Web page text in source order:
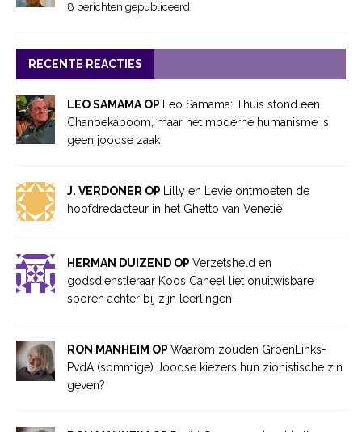
8 berichten gepubliceerd
RECENTE REACTIES
LEO SAMAMA OP Leo Samama: Thuis stond een
Chanoekaboom, maar het moderne humanisme is
geen joodse zaak
J. VERDONER OP Lilly en Levie ontmoeten de
hoofdredacteur in het Ghetto van Venetië
HERMAN DUIZEND OP Verzetsheld en
godsdienstleraar Koos Caneel liet onuitwisbare
sporen achter bij zijn leerlingen
RON MANHEIM OP Waarom zouden GroenLinks-
PvdA (sommige) Joodse kiezers hun zionistische zin
geven?